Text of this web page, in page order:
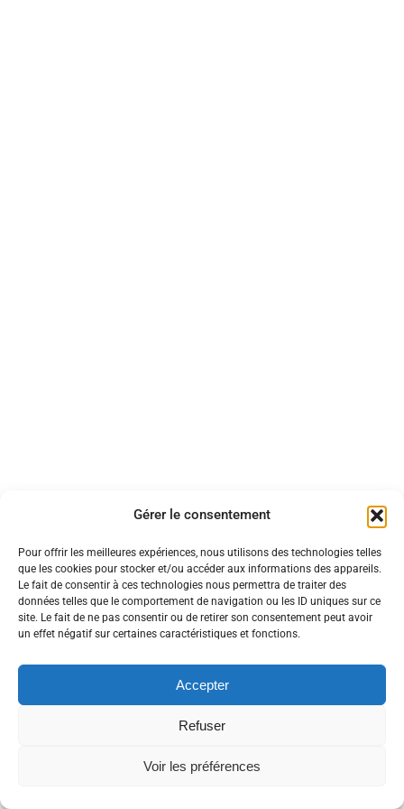
Gérer le consentement
Pour offrir les meilleures expériences, nous utilisons des technologies telles
que les cookies pour stocker et/ou accéder aux informations des appareils.
Le fait de consentir à ces technologies nous permettra de traiter des
données telles que le comportement de navigation ou les ID uniques sur ce
site. Le fait de ne pas consentir ou de retirer son consentement peut avoir
un effet négatif sur certaines caractéristiques et fonctions.
Accepter
Refuser
Voir les préférences